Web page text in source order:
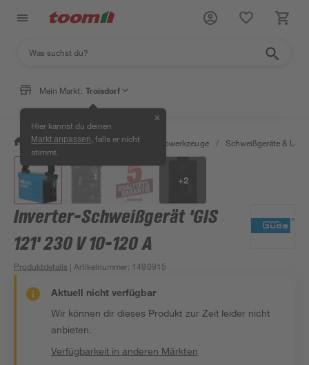
Mein Markt: Troisdorf
Hier kannst du deinen
Markt anpassen , falls er nicht
stimmt.
✕
/ Werkstatt & Maschinen / Elektrowerkzeuge / Schweißgeräte &
+2
Inverter-Schweißgerät 'GIS
121' 230 V 10-120 A
Produktdetails | Artikelnummer: 1490915
Aktuell nicht verfügbar
Wir können dir dieses Produkt zur Zeit leider nicht
anbieten.
Verfügbarkeit in anderen Märkten